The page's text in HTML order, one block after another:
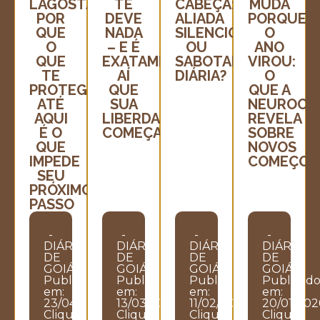
LAGOSTA:
POR
QUE
O
QUE
TE
PROTEGEU
ATÉ
AQUI
É O
QUE
IMPEDE
SEU
PRÓXIMO
PASSO
-
DIÁRIO
DE
GOIÁS
Publicado
em:
23/04/2026
Clique
TE
DEVE
NADA
– E É
EXATAMENTE
AÍ
QUE
SUA
LIBERDADE
COMEÇA
-
DIÁRIO
DE
GOIÁS
Publicado
em:
13/03/2026
Clique
CABEÇA:
ALIADA
SILENCIOSA
OU
SABOTADORA
DIÁRIA?
-
DIÁRIO
DE
GOIÁS
Publicado
em:
11/02/2026
Clique
MUDA
PORQUE
O
ANO
VIROU:
O
QUE A
REVELA
SOBRE
NOVOS
COMEÇOS
-
DIÁRIO
DE
GOIÁS
Publicado
em:
20/01/
Clique